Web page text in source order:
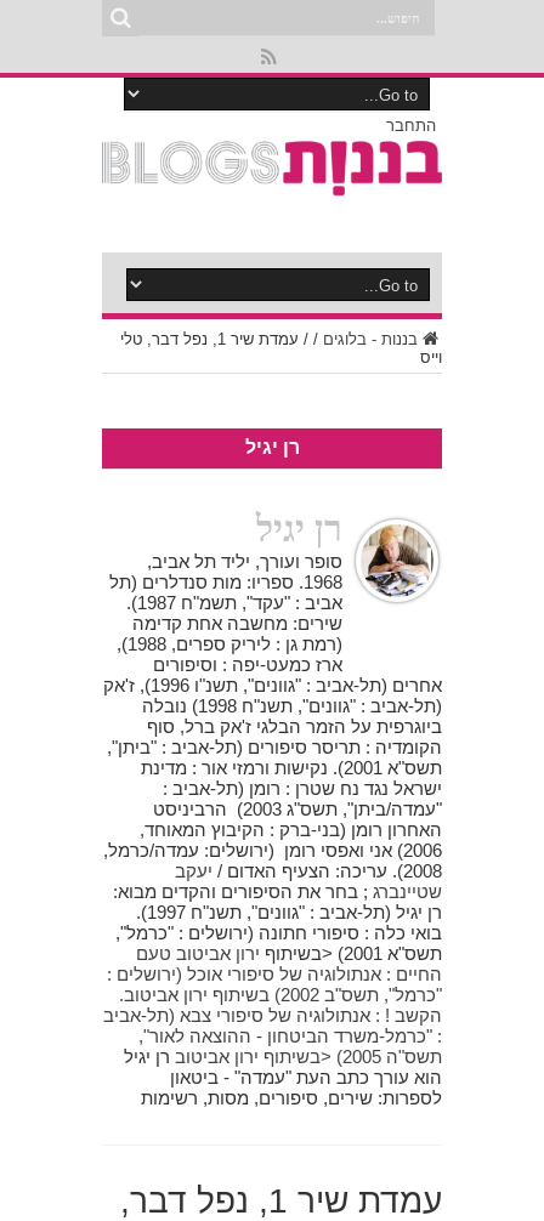
התחבר
בננות - בלוגים /
/
עמדת שיר 1, נפל דבר, טלי
וייס
רן יגיל
רן יגיל
סופר ועורך, יליד תל אביב,
1968. ספריו: מות סנדלרים (תל
אביב : "עקד", תשמ"ח 1987).
שירים: מחשבה אחת קדימה
(רמת גן : ליריק ספרים, 1988),
ארז כמעט-יפה : וסיפורים
אחרים (תל-אביב : "גוונים", תשנ"ו 1996), ז'אק
(תל-אביב : "גוונים", תשנ"ח 1998) נובלה
ביוגרפית על הזמר הבלגי ז'אק ברל, סוף
הקומדיה : תריסר סיפורים (תל-אביב : "ביתן",
תשס"א 2001). נקישות ורמזי אור : מדינת
ישראל נגד נח שטרן : רומן (תל-אביב :
"עמדה/ביתן", תשס"ג 2003) הרביניסט
האחרון רומן (בני-ברק : הקיבוץ המאוחד,
2006) אני ואפסי רומן (ירושלים: עמדה/כרמל,
2008). עריכה: הצעיף האדום /
יעקב
שטיינברג ; בחר את הסיפורים והקדים מבוא:
רן יגיל (תל-אביב : "גוונים", תשנ"ח 1997).
בואי כלה : סיפורי חתונה (ירושלים : "כרמל",
תשס"א 2001) <בשיתוף
ירון אביטוב טעם
החיים : אנתולוגיה של סיפורי אוכל (ירושלים :
"כרמל", תשס"ב 2002) בשיתוף
ירון אביטוב.
הקשב ! : אנתולוגיה של סיפורי צבא (תל-אביב
: "כרמל-משרד הביטחון - ההוצאה לאור",
תשס"ה 2005) <בשיתוף
ירון אביטוב רן יגיל
הוא עורך כתב העת "עמדה" - ביטאון
לספרות: שירים, סיפורים, מסות, רשימות
עמדת שיר 1, נפל דבר,